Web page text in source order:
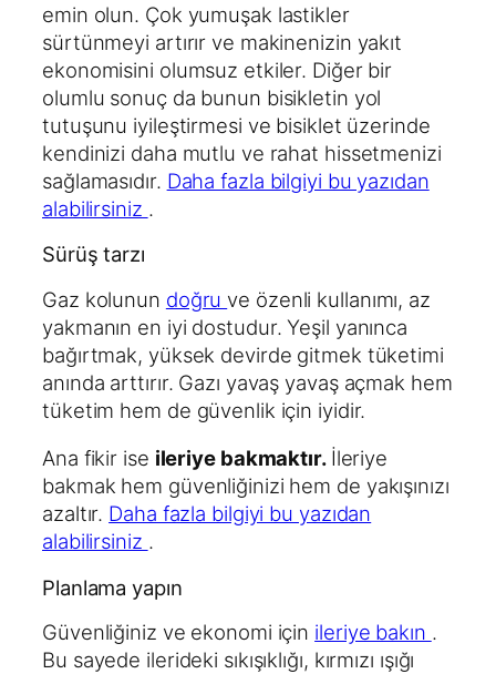
emin olun. Çok yumuşak lastikler
sürtünmeyi artırır ve makinenizin yakıt
ekonomisini olumsuz etkiler. Diğer bir
olumlu sonuç da bunun bisikletin yol
tutuşunu iyileştirmesi ve bisiklet üzerinde
kendinizi daha mutlu ve rahat hissetmenizi
sağlamasıdır. Daha fazla bilgiyi bu yazıdan
alabilirsiniz .
Sürüş tarzı
Gaz kolunun doğru ve özenli kullanımı, az
yakmanın en iyi dostudur. Yeşil yanınca
bağırtmak, yüksek devirde gitmek tüketimi
anında arttırır. Gazı yavaş yavaş açmak hem
tüketim hem de güvenlik için iyidir.
Ana fikir ise ileriye bakmaktır. İleriye
bakmak hem güvenliğinizi hem de yakışınızı
azaltır. Daha fazla bilgiyi bu yazıdan
alabilirsiniz .
Planlama yapın
Güvenliğiniz ve ekonomi için ileriye bakın .
Bu sayede ilerideki sıkışıklığı, kırmızı ışığı